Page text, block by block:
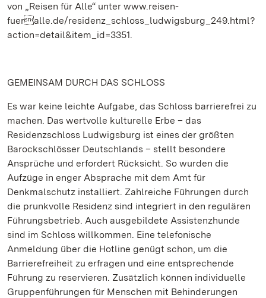
von „Reisen für Alle“ unter www.reisen-
fueralle.de/residenz_schloss_ludwigsburg_249.html?
action=detail&item_id=3351.
GEMEINSAM DURCH DAS SCHLOSS
Es war keine leichte Aufgabe, das Schloss barrierefrei zu
machen. Das wertvolle kulturelle Erbe – das
Residenzschloss Ludwigsburg ist eines der größten
Barockschlösser Deutschlands – stellt besondere
Ansprüche und erfordert Rücksicht. So wurden die
Aufzüge in enger Absprache mit dem Amt für
Denkmalschutz installiert. Zahlreiche Führungen durch
die prunkvolle Residenz sind integriert in den regulären
Führungsbetrieb. Auch ausgebildete Assistenzhunde
sind im Schloss willkommen. Eine telefonische
Anmeldung über die Hotline genügt schon, um die
Barrierefreiheit zu erfragen und eine entsprechende
Führung zu reservieren. Zusätzlich können individuelle
Gruppenführungen für Menschen mit Behinderungen